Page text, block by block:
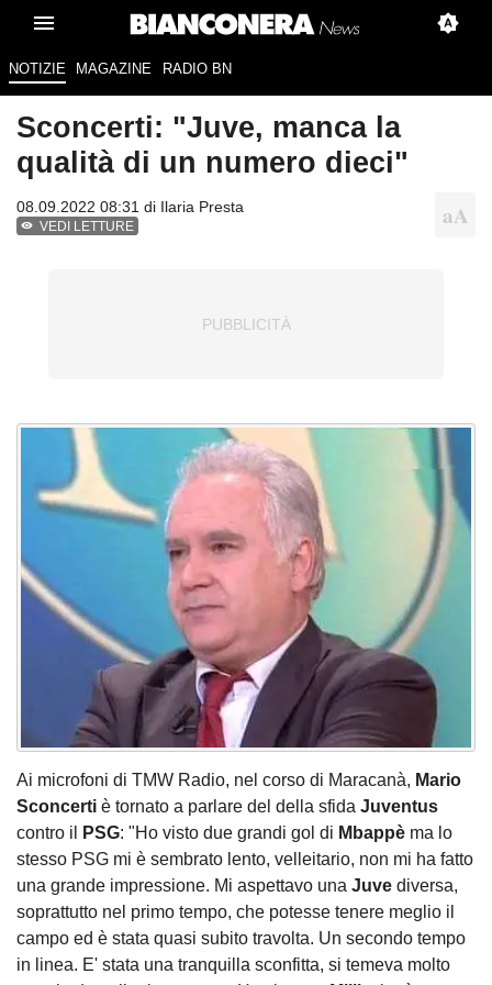
NOTIZIE MAGAZINE RADIO BN
Sconcerti: "Juve, manca la
qualità di un numero dieci"
08.09.2022 08:31 di Ilaria Presta
VEDI LETTURE
Ai microfoni di TMW Radio, nel corso di Maracanà, Mario
Sconcerti è tornato a parlare del della sfida Juventus
contro il
PSG: "Ho visto due grandi gol di Mbappè ma lo
stesso PSG mi è sembrato lento, velleitario, non mi ha fatto
una grande impressione. Mi aspettavo una Juve diversa,
soprattutto nel primo tempo, che potesse tenere meglio il
campo ed è stata quasi subito travolta. Un secondo tempo
in linea. E' stata una tranquilla sconfitta, si temeva molto